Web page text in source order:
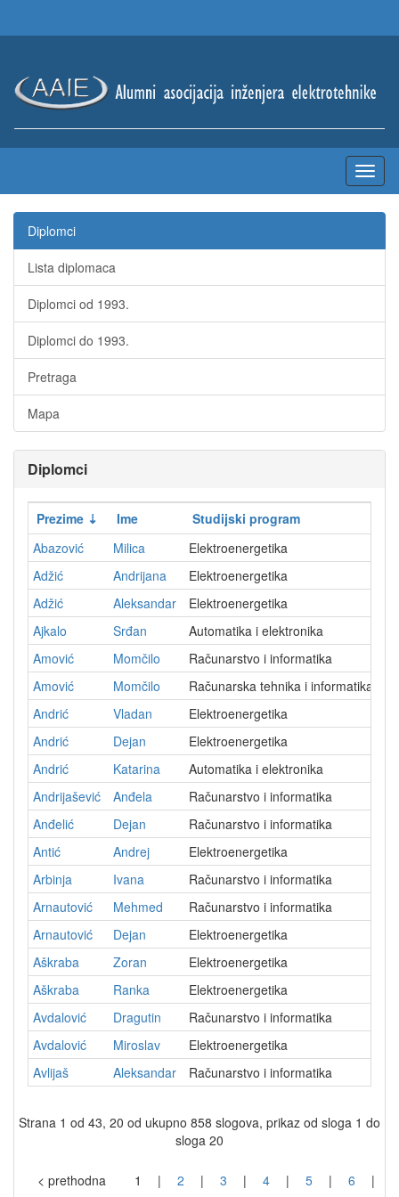
Diplomci
Lista diplomaca
Diplomci od 1993.
Diplomci do 1993.
Pretraga
Mapa
Diplomci
Prezime Ime Studijski program
Abazović
Milica Elektroenergetika
Adžić
Andrijana Elektroenergetika
Adžić
Aleksandar Elektroenergetika
Ajkalo
Srđan Automatika i elektronika
Amović
Momčilo Računarstvo i informatika
Amović
Momčilo Računarska tehnika i informatika
Andrić
Vladan Elektroenergetika
Andrić
Dejan Elektroenergetika
Andrić
Katarina Automatika i elektronika
Andrijašević
Anđela Računarstvo i informatika
Anđelić
Dejan Računarstvo i informatika
Antić
Andrej Elektroenergetika
Arbinja
Ivana Računarstvo i informatika
Arnautović
Mehmed Računarstvo i informatika
Arnautović
Dejan Elektroenergetika
Aškraba
Zoran Elektroenergetika
Aškraba
Ranka Elektroenergetika
Avdalović
Dragutin Računarstvo i informatika
Avdalović
Miroslav Elektroenergetika
Avlijaš
Aleksandar Računarstvo i informatika
Strana 1 od 43, 20 od ukupno 858 slogova, prikaz od sloga 1 do
sloga 20
< prethodna 1 | 2 | 3 | 4 | 5 | 6 |